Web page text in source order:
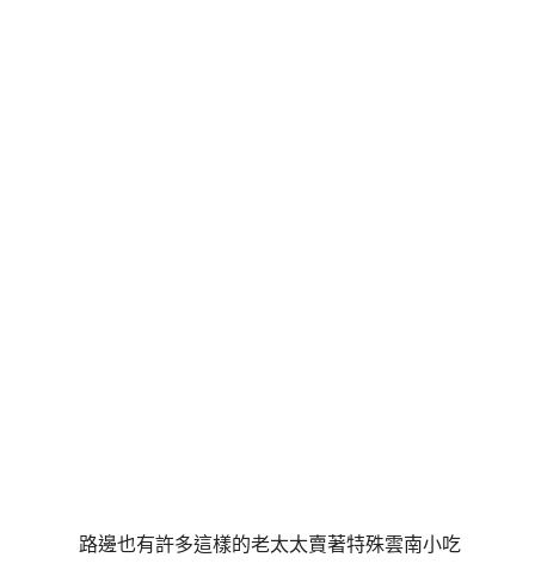
路邊也有許多這樣的老太太賣著特殊雲南小吃